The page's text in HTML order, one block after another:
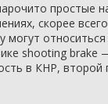
простые
скорее
могут
shooting brake
в КНР, второй